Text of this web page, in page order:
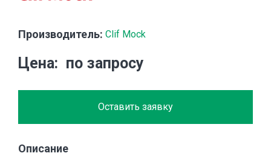
Производитель: Clif Mock
Цена по запросу
Оставить заявку
Описание